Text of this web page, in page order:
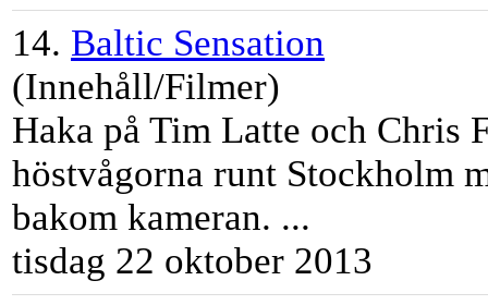
14. Baltic Sensation
(Innehåll/Filmer)
Haka på Tim Latte och Chris
höstvågorna runt Stockholm
bakom kameran. ...
tisdag 22 oktober 2013